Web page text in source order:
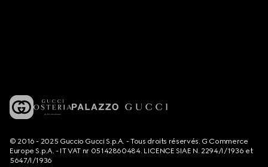
© 2016 - 2025 Guccio Gucci S.p.A. - Tous droits réservés. G Commerce
Europe S.p.A. - IT VAT nr 05142860484. LICENCE SIAE N. 2294/I/1936 et
5647/I/1936